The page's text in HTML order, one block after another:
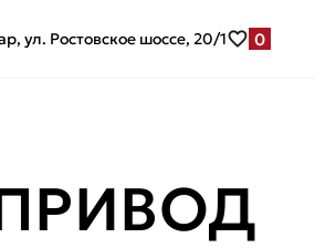
ул. Ростовское шоссе, 20/1 0